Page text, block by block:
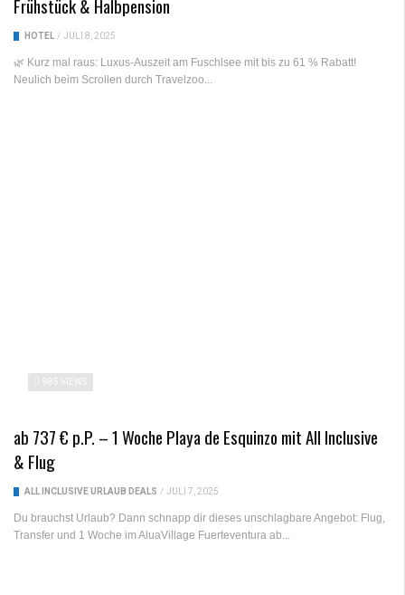
Frühstück & Halbpension
HOTEL / JULI 8, 2025
🌿 Kurz mal raus: Luxus-Auszeit am Fuschlsee mit bis zu 61 % Rabatt!
Neulich beim Scrollen durch Travelzoo...
985 VIEWS
ab 737 € p.P. – 1 Woche Playa de Esquinzo mit All Inclusive
& Flug
ALL INCLUSIVE URLAUB DEALS / JULI 7, 2025
Du brauchst Urlaub? Dann schnapp dir dieses unschlagbare Angebot: Flug,
Transfer und 1 Woche im AluaVillage Fuerteventura ab...